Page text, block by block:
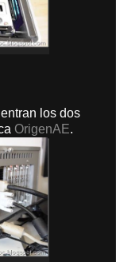
los dos
OrigenAE.